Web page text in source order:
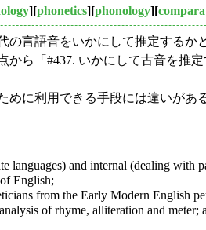
][phonetics][phonology][
言語音をいかにして推定する
ら「#437. いかにして古音を推
に利用できる手段には違いがあ
languages) and internal (dealing with
English;
from the Early Modern English
of rhyme, alliteration and meter;